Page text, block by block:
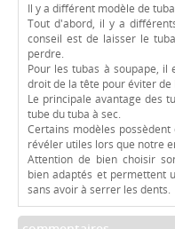
Il y a différent modèle de
Tout d'abord, il y a
conseil est de laisser le
perdre.
Pour les tubas à soupape,
droit de la tête pour éviter de
Le principale avantage des
tube du tuba à sec.
Certains modèles
révéler utiles lors que notre
Attention de bien choisir
bien adaptés et permettent
sans avoir à serrer les dents.